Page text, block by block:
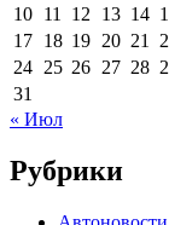
10 11 12 13 14
17 18 19 20 21
24 25 26 27 28
31
« Июл
Рубрики